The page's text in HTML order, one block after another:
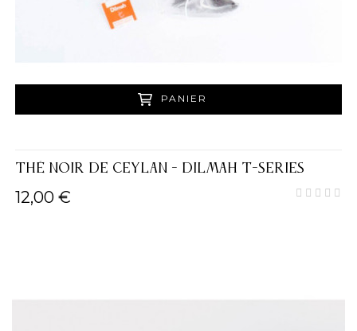
PANIER
THÉ NOIR DE CEYLAN - DILMAH T-SERIES
12,00 €